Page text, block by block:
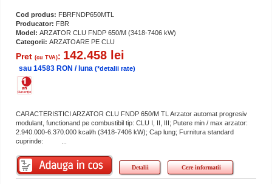
Cod produs: FBRFNDP650MTL
Producator: FBR
Model: ARZATOR CLU FNDP 650/M (3418-7406 kW)
Categorii: ARZATOARE PE CLU
Pret (cu TVA): 142.458 lei
sau 14583 RON / luna (*detalii rate)
CARACTERISTICI ARZATOR CLU FNDP 650/M TL Arzator automat progresiv
modulant, functionand pe combustibil tip: CLU I, II, III; Putere min / max arzator:
2.940.000-6.370.000 kcal/h (3418-7406 kW); Cap lung; Furnitura standard
cuprinde: ...
Detalii Cere informatii